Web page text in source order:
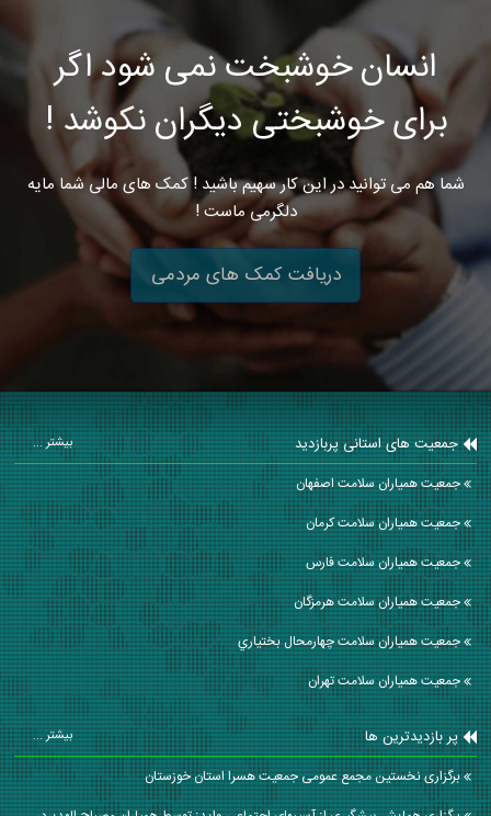
انسان خوشبخت نمی شود اگر
برای خوشبختی دیگران نکوشد !
شما هم می توانید در این کار سهیم باشید ! کمک های مالی شما مایه
دلگرمی ماست !
دریافت کمک های مردمی
جمعیت های استانی پربازدید بیشتر ...
جمعیت همیاران سلامت اصفهان
جمعیت همیاران سلامت كرمان
جمعیت همیاران سلامت فارس
جمعیت همیاران سلامت هرمزگان
جمعیت همیاران سلامت چهارمحال بختياري
جمعیت همیاران سلامت تهران
پر بازدیدترین ها بیشتر ...
برگزاری نخستین مجمع عمومی جمعیت هسرا استان خوزستان